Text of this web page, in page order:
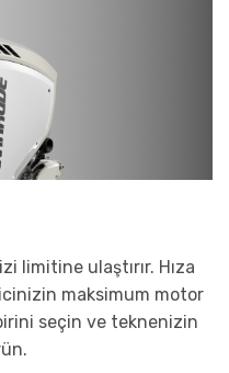
limitine ulaştırır. Hıza
maksimum motor
seçin ve teknenizin